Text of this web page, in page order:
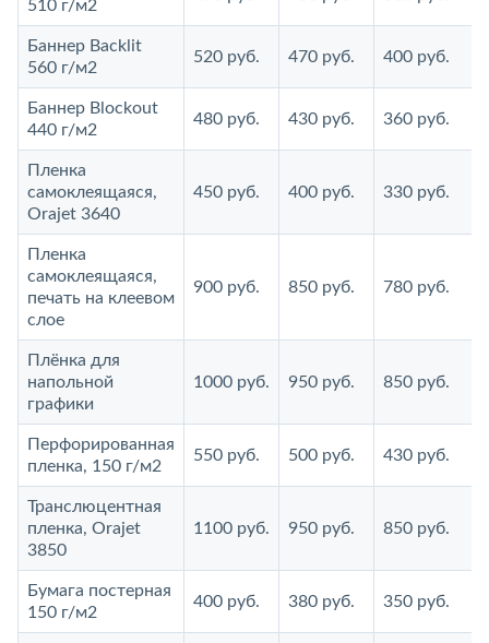
510 г/м2
Баннер Backlit
560 г/м2
520 руб. 470 руб. 400 руб.
Баннер Blockout
440 г/м2
480 руб. 430 руб. 360 руб.
Пленка
самоклеящаяся,
Orajet 3640
450 руб. 400 руб. 330 руб.
Пленка
самоклеящаяся,
печать на клеевом
слое
900 руб. 850 руб. 780 руб.
Плёнка для
напольной
графики
1000 руб. 950 руб. 850 руб.
Перфорированная
пленка, 150 г/м2
550 руб. 500 руб. 430 руб.
Транслюцентная
пленка, Orajet
3850
1100 руб. 950 руб. 850 руб.
Бумага постерная
150 г/м2
400 руб. 380 руб. 350 руб.